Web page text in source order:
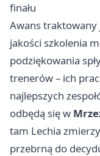
finału
Awans
jakości szkolenia
podziękowania
trenerów – ich
najlepszych
odbędą się w
tam Lechia
przebrną do